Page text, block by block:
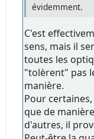
évidemment.
C'est
sens, mais il
toutes les
"tolèrent" pas
manière.
Pour
que de
d'autres, il